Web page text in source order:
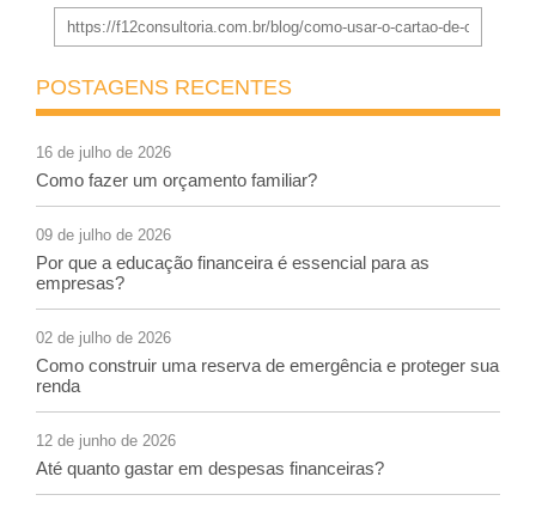
POSTAGENS RECENTES
16 de julho de 2026
Como fazer um orçamento familiar?
09 de julho de 2026
Por que a educação financeira é essencial para as
empresas?
02 de julho de 2026
Como construir uma reserva de emergência e proteger sua
renda
12 de junho de 2026
Até quanto gastar em despesas financeiras?